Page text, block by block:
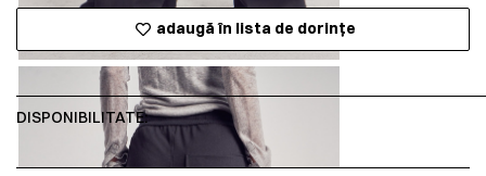
adaugă în lista de dorințe
DISPONIBILITATE: